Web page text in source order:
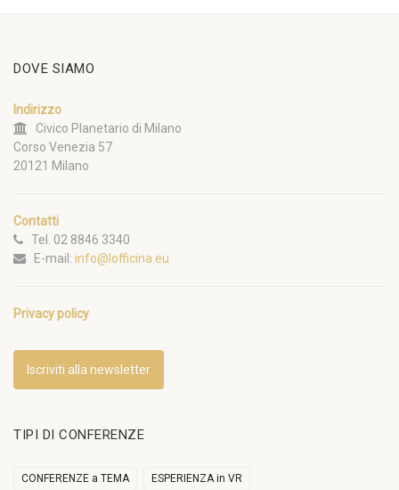
DOVE SIAMO
Indirizzo
Civico Planetario di Milano
Corso Venezia 57
20121 Milano
Contatti
Tel. 02 8846 3340
E-mail: info@lofficina.eu
Privacy policy
Iscriviti alla newsletter
TIPI DI CONFERENZE
CONFERENZE a TEMA ESPERIENZA in VR